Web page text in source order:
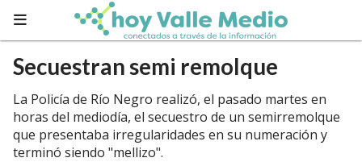
Secuestran semi remolque
La Policía de Río Negro realizó, el pasado martes en
horas del mediodía, el secuestro de un semirremolque
que presentaba irregularidades en su numeración y
terminó siendo "mellizo".